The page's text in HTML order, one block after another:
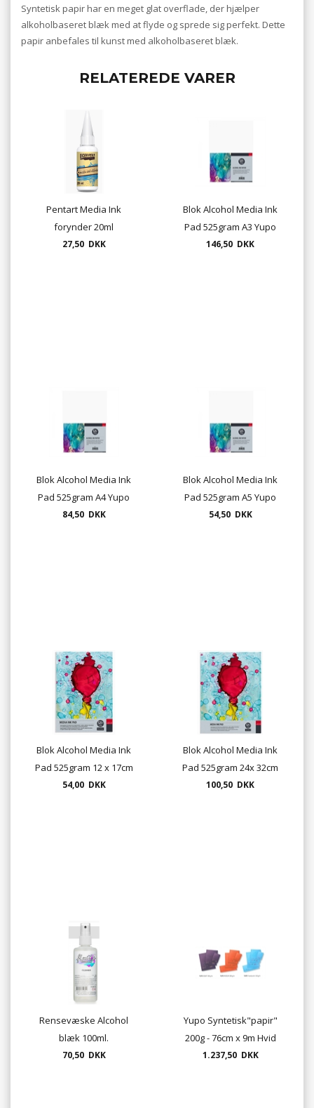
Syntetisk papir har en meget glat overflade, der hjælper
alkoholbaseret blæk med at flyde og sprede sig perfekt. Dette
papir anbefales til kunst med alkoholbaseret blæk.
RELATEREDE VARER
Pentart Media Ink
forynder 20ml
27,50 DKK
Blok Alcohol Media Ink
Pad 525gram A3 Yupo
146,50 DKK
Blok Alcohol Media Ink
Pad 525gram A4 Yupo
84,50 DKK
Blok Alcohol Media Ink
Pad 525gram A5 Yupo
54,50 DKK
Blok Alcohol Media Ink
Pad 525gram 12 x 17cm
Yupo
54,00 DKK
Blok Alcohol Media Ink
Pad 525gram 24x 32cm
Yupo
100,50 DKK
Rensevæske Alcohol
blæk 100ml.
70,50 DKK
Yupo Syntetisk"papir"
200g - 76cm x 9m Hvid
1.237,50 DKK